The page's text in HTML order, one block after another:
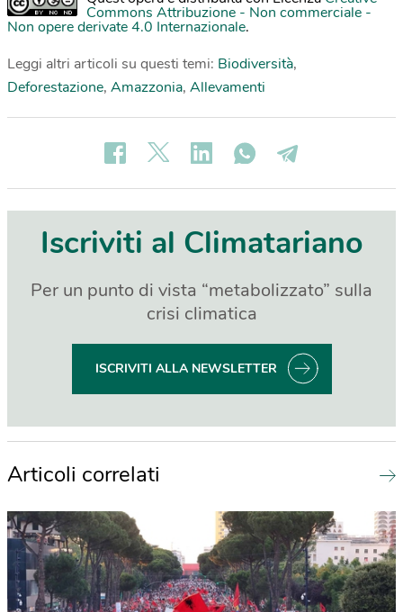
Commons Attribuzione - Non commerciale -
Non opere derivate 4.0 Internazionale.
Leggi altri articoli su questi temi: Biodiversità,
Deforestazione, Amazzonia, Allevamenti
Iscriviti al Climatariano
Per un punto di vista “metabolizzato” sulla
crisi climatica
ISCRIVITI ALLA NEWSLETTER
Articoli correlati